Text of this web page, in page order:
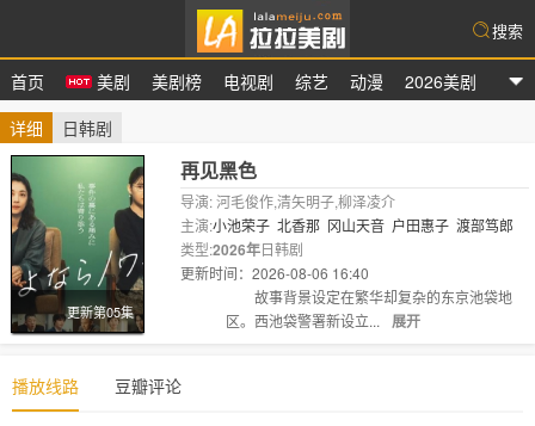
首页 美剧 美剧榜 电视剧 综艺 动漫 2026美剧
搜索
详细 日韩剧
更新第05集
再见黑色
导演: 河毛俊作,清矢明子,柳泽凌介
主演:小池荣子 北香那 冈山天音 户田惠子 渡部笃郎
类型:2026年日韩剧
更新时间：2026-08-06 16:40
故事背景设定在繁华却复杂的东京池袋地
区。西池袋警署新设立...
展开
播放线路 豆瓣评论